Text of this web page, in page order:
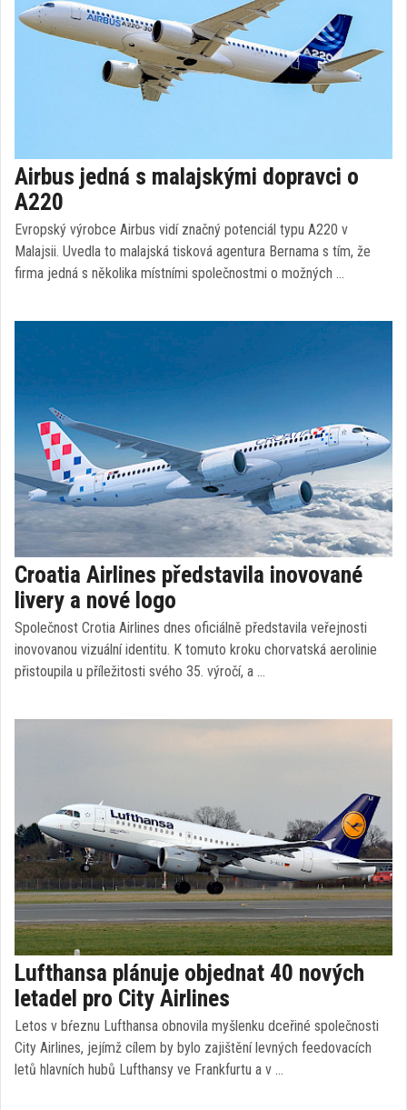
Airbus jedná s malajskými dopravci o
A220
Evropský výrobce Airbus vidí značný potenciál typu A220 v
Malajsii. Uvedla to malajská tisková agentura Bernama s tím, že
firma jedná s několika místními společnostmi o možných …
Croatia Airlines představila inovované
livery a nové logo
Společnost Crotia Airlines dnes oficiálně představila veřejnosti
inovovanou vizuální identitu. K tomuto kroku chorvatská aerolinie
přistoupila u příležitosti svého 35. výročí, a …
Lufthansa plánuje objednat 40 nových
letadel pro City Airlines
Letos v bŕeznu Lufthansa obnovila myšlenku dceřiné společnosti
City Airlines, jejímž cílem by bylo zajištění levných feedovacích
letů hlavních hubů Lufthansy ve Frankfurtu a v …